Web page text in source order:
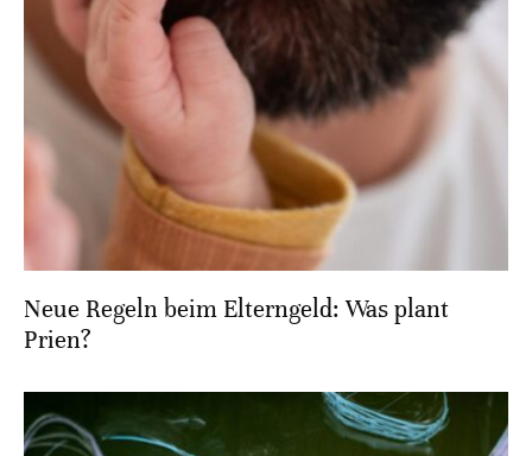
Neue Regeln beim Elterngeld: Was plant
Prien?